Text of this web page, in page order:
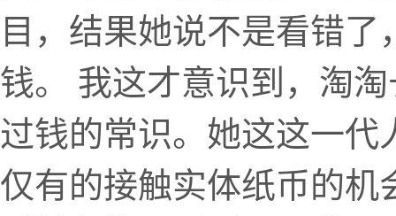
目，结果她说不是看错
钱。 我这才意识到，淘
过钱的常识。她这这一
仅有的接触实体纸币的机